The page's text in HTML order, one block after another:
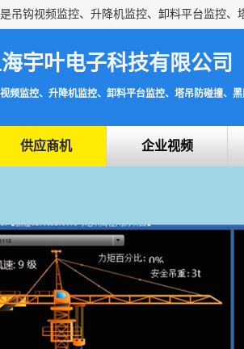
宇叶电子科技有限公司
频监控、升降机监控、卸料平台监控、塔吊防碰撞、
供应商机 企业视频